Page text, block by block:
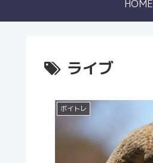
HOME
ライブ
ボイトレ